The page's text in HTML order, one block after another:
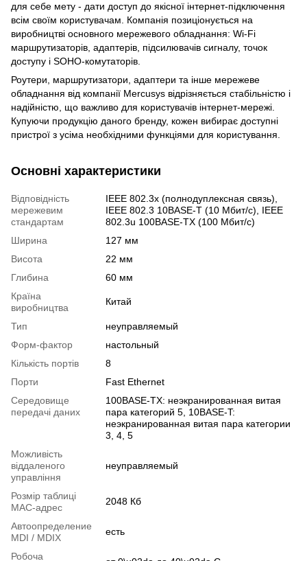
для себе мету - дати доступ до якісної інтернет-підключення
всім своїм користувачам. Компанія позиціонується на
виробництві основного мережевого обладнання: Wi-Fi
маршрутизаторів, адаптерів, підсилювачів сигналу, точок
доступу і SOHO-комутаторів.
Роутери, маршрутизатори, адаптери та інше мережеве
обладнання від компанії Mercusys відрізняється стабільністю і
надійністю, що важливо для користувачів інтернет-мережі.
Купуючи продукцію даного бренду, кожен вибирає доступні
пристрої з усіма необхідними функціями для користування.
Основні характеристики
Відповідність
мережевим
стандартам
IEEE 802.3x (полнодуплексная связь),
IEEE 802.3 10BASE-T (10 Мбит/с), IEEE
802.3u 100BASE-TX (100 Мбит/с)
Ширина
127 мм
Висота
22 мм
Глибина
60 мм
Країна
виробництва
Китай
Тип
неуправляемый
Форм-фактор
настольный
Кількість портів
8
Порти
Fast Ethernet
Середовище
передачі даних
100BASE-TX: неэкранированная витая
пара категорий 5, 10BASE-T:
неэкранированная витая пара категории
3, 4, 5
Можливість
віддаленого
управління
неуправляемый
Розмір таблиці
МАС-адрес
2048 Кб
Автоопределение
MDI / MDIX
есть
Робоча